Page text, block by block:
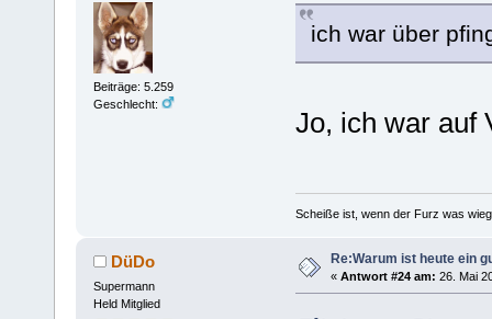
Beiträge: 5.259
Geschlecht:
ich war über
Jo, ich war auf
Scheiße ist, wenn der Furz was
DüDo
Supermann
Held Mitglied
Re:Warum ist heute ein
« Antwort #24 am: 26. Mai